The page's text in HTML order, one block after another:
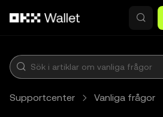
Supportcenter Vanliga frågor